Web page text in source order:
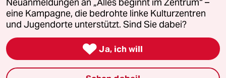
Leitlinie Informant Datenschutz Impressum AGB
Seitenwende Einwilligungen widerrufen (Ads)
Neuanmeldungen an „Alles beginnt im Zentrum“ –
eine Kampagne, die bedrohte linke Kulturzentren
und Jugendorte unterstützt. Sind Sie dabei?
 Ja, ich will